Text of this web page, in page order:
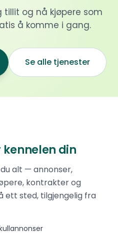
tillit og nå kjøpere som
å komme i gang.
Se alle tjenester
kennelen din
alt — annonser,
kontrakter og
ett sted, tilgjengelig fra